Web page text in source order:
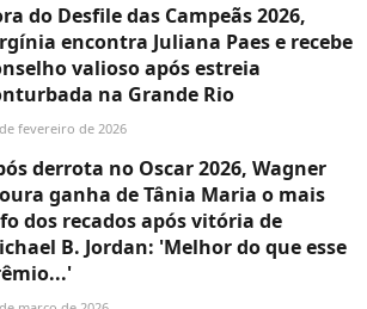
do Desfile das Campeãs 2026,
encontra Juliana Paes e recebe
valioso após estreia
na Grande Rio
fevereiro de 2026
derrota no Oscar 2026, Wagner
ganha de Tânia Maria o mais
dos recados após vitória de
B. Jordan: 'Melhor do que esse